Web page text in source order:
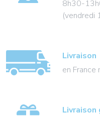
8h30-
(vendredi
Livraison
en